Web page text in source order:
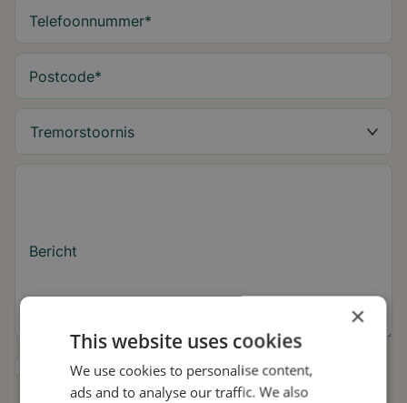
Telefoonnummer*
Postcode*
Bericht
Ja, ik wil tips over de tremor en updates
over Stil ontvangen.
×
This website uses cookies
We use cookies to personalise content,
ads and to analyse our traffic. We also